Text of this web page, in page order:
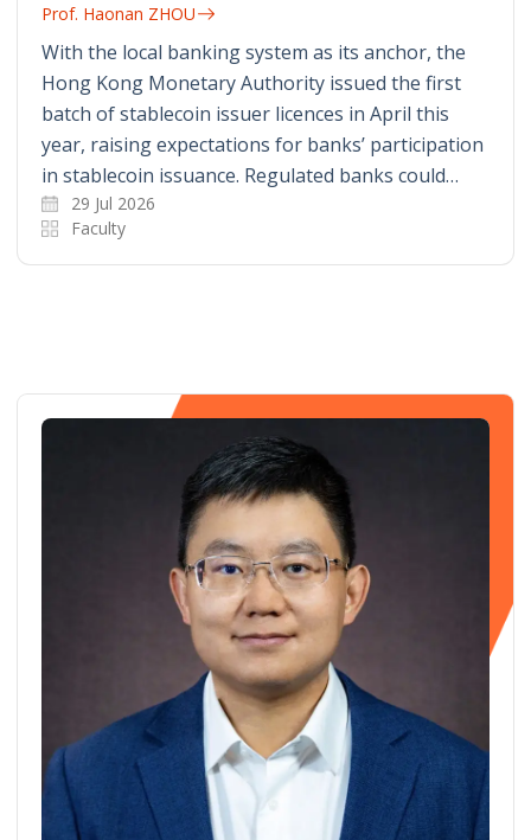
Prof. Haonan ZHOU
With the local banking system as its anchor, the
Hong Kong Monetary Authority issued the first
batch of stablecoin issuer licences in April this
year, raising expectations for banks’ participation
in stablecoin issuance. Regulated banks could…
29 Jul 2026
Faculty